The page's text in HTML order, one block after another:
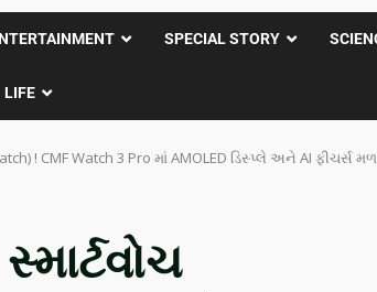
SPECIAL STORY
LIFE
! CMF Watch 3 Pro માં AMOLED ડિસ્પ્લે અને AI ફીચર્સ